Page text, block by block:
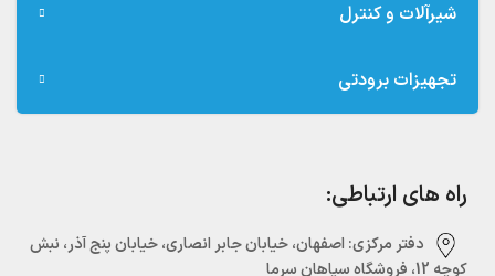
شیرآلات و کنترل
تجهیزات برودتی
راه های ارتباطی:
دفتر مرکزی:‌ اصفهان، خیابان جابر انصاری، خیابان پنج آذر، نبش
کوچه 12، فروشگاه سپاهان سرما